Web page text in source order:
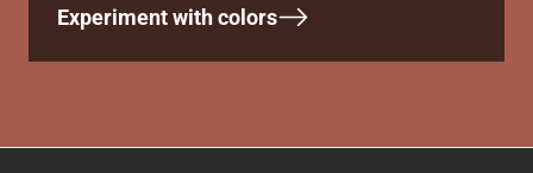
Experiment with colors